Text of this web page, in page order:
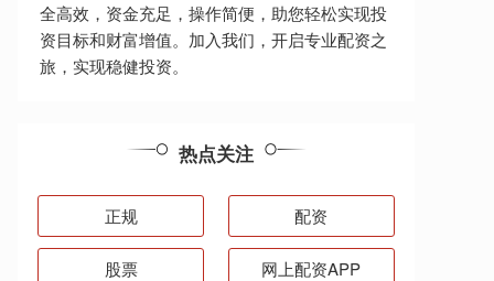
全高效，资金充足，操作简便，助您轻松实现投
资目标和财富增值。加入我们，开启专业配资之
旅，实现稳健投资。
热点关注
正规 配资
股票 网上配资APP